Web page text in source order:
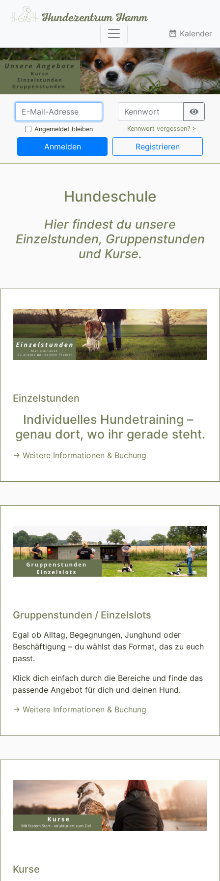
date_range Kalender
Angemeldet bleiben Kennwort vergessen? >
Anmelden Registrieren
Hundeschule
Hier findest du unsere
Einzelstunden, Gruppenstunden
und Kurse.
Einzelstunden
Individuelles Hundetraining –
genau dort, wo ihr gerade steht.
→ Weitere Informationen & Buchung
Gruppenstunden / Einzelslots
Egal ob Alltag, Begegnungen, Junghund oder
Beschäftigung – du wählst das Format, das zu euch
passt.
Klick dich einfach durch die Bereiche und finde das
passende Angebot für dich und deinen Hund.
→ Weitere Informationen & Buchung
Kurse